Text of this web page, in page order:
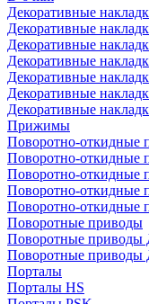
Декоративные
Декоративные
Декоративные
Декоративные
Декоративные
Декоративные
Декоративные
Прижимы
Поворотно-откидные
Поворотно-
Поворотно-
Поворотно-
Поворотно-откидные
Поворотные приводы
Поворотные приводы
Поворотные
Порталы
Порталы HS